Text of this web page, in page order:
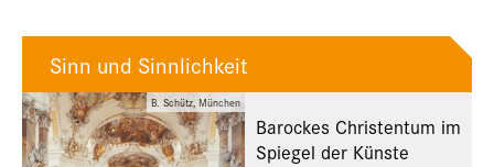
B. Schütz, München
Sinn und Sinnlichkeit
Barockes Christentum im
Spiegel der Künste